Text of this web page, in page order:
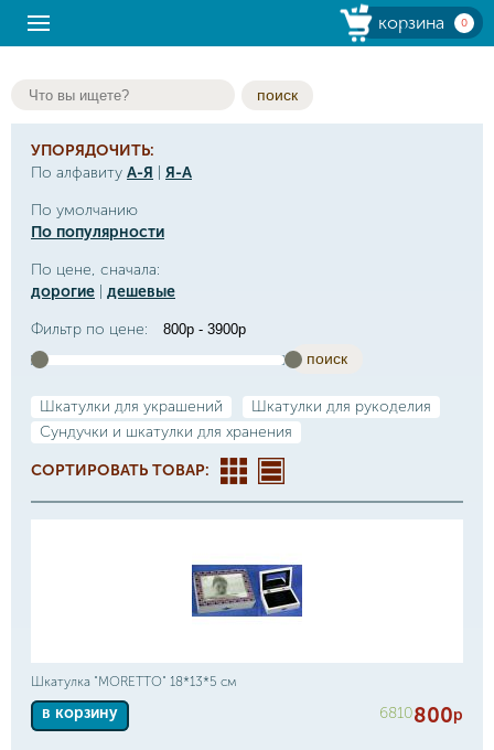
корзина 0
поиск
УПОРЯДОЧИТЬ:
По алфавиту А-Я
Я-А
По умолчанию
По популярности
По цене, сначала:
дорогие
дешевые
Фильтр по цене:
поиск
Шкатулки для украшений
Шкатулки для рукоделия
Сундучки и шкатулки для хранения
СОРТИРОВАТЬ ТОВАР:
Шкатулка "MORETTO" 18*13*5 см
в корзину 6810800р